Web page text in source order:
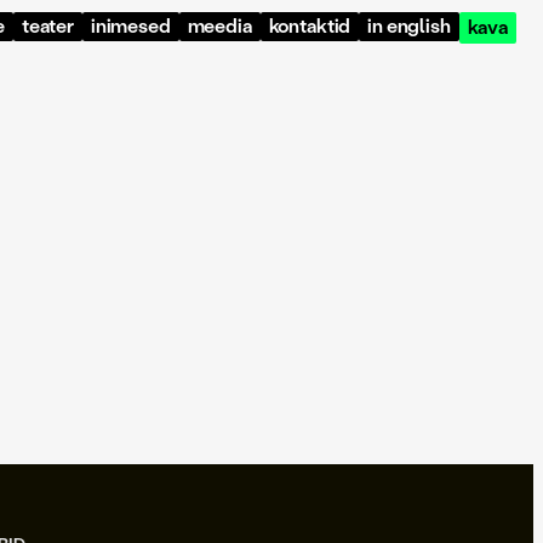
teater inimesed meedia kontaktid in english kava